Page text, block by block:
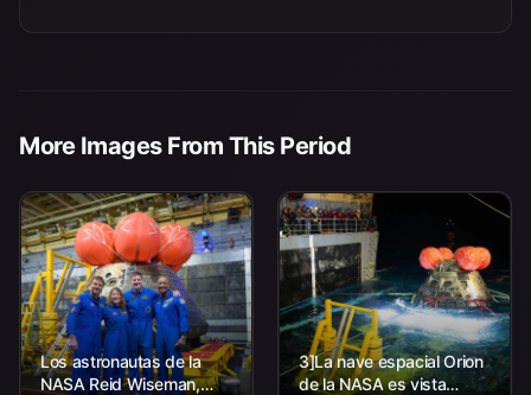
More Images From This Period
Los astronautas de la
NASA Reid Wiseman,
3]La nave espacial Orion
de la NASA es vista